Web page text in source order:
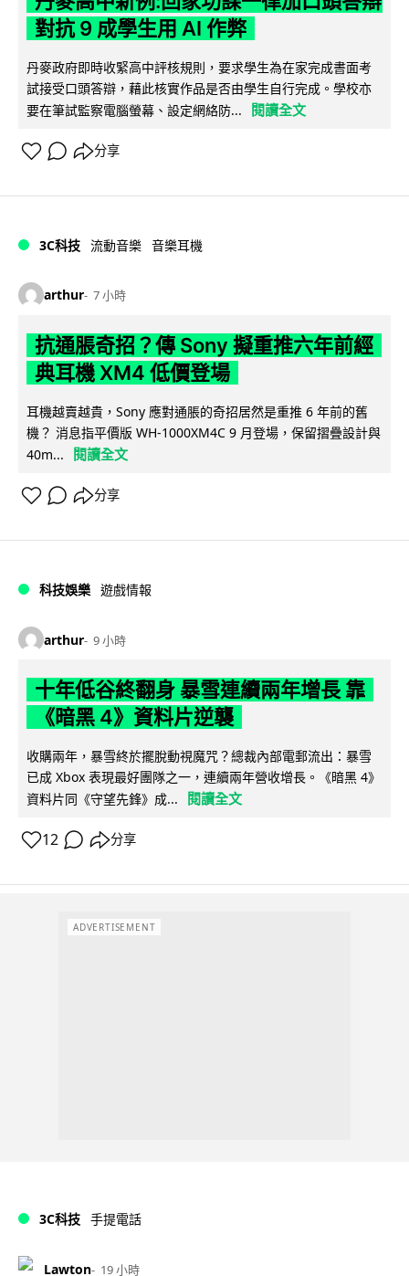
對抗 9 成學生用 AI 作弊
丹麥政府即時收緊高中評核規則，要求學生為在家完成書面考
試接受口頭答辯，藉此核實作品是否由學生自行完成。學校亦
要在筆試監察電腦螢幕、設定網絡防...
閱讀全文
分享
3C科技 流動音樂 音樂耳機
arthur 7 小時
抗通脹奇招？傳 Sony 擬重推六年前經
典耳機 XM4 低價登場
耳機越賣越貴，Sony 應對通脹的奇招居然是重推 6 年前的舊
機？ 消息指平價版 WH-1000XM4C 9 月登場，保留摺疊設計與
40m...
閱讀全文
分享
科技娛樂 遊戲情報
arthur 9 小時
十年低谷終翻身 暴雪連續兩年增長 靠
《暗黑 4》資料片逆襲
收購兩年，暴雪終於擺脫動視魔咒？總裁內部電郵流出：暴雪
已成 Xbox 表現最好團隊之一，連續兩年營收增長。《暗黑 4》
資料片同《守望先鋒》成...
閱讀全文
12 分享
ADVERTISEMENT
3C科技 手提電話
Lawton 19 小時